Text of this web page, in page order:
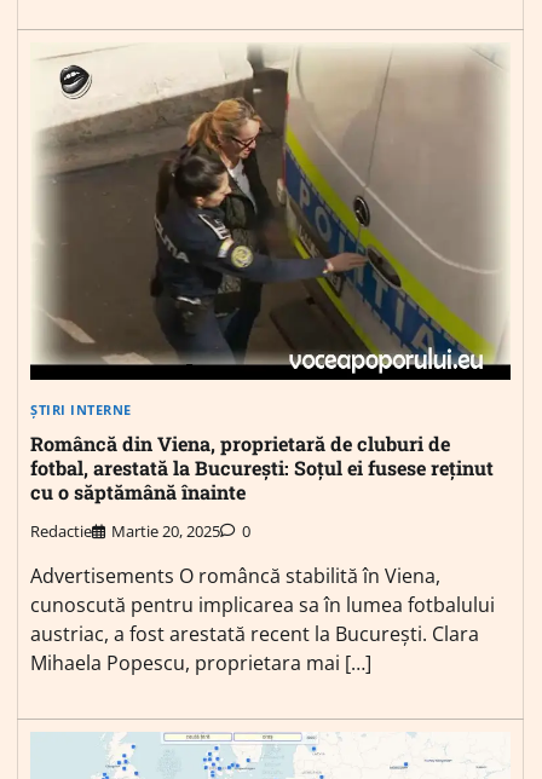
ȘTIRI INTERNE
Româncă din Viena, proprietară de cluburi de
fotbal, arestată la București: Soțul ei fusese reținut
cu o săptămână înainte
Redactie Martie 20, 2025 0
Advertisements O româncă stabilită în Viena,
cunoscută pentru implicarea sa în lumea fotbalului
austriac, a fost arestată recent la București. Clara
Mihaela Popescu, proprietara mai […]